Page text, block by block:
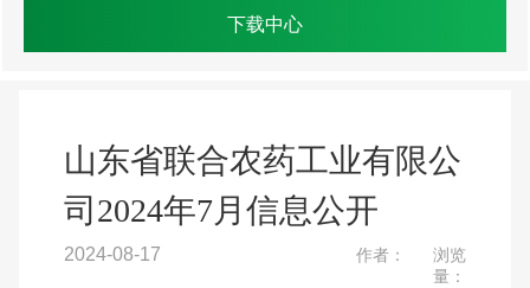
下载中心
山东省联合农药工业有限公
司2024年7月信息公开
2024-08-17 作者：
浏览
量：